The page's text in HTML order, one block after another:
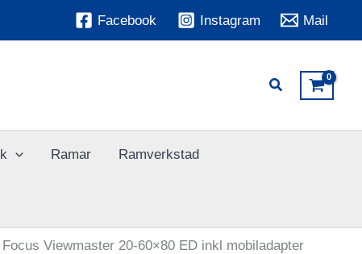
Facebook Instagram Mail
Ramar Ramverkstad
Viewmaster 20-60×80 ED inkl mobiladapter